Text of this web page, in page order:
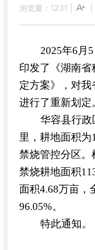
浏览量： 1231
2025年6月 5
印发了《湖南省
定方案》，对
进行了重新划定
华容县行政
里，耕地面积为
禁烧管控分区
禁烧耕地面积
面积4.68万亩，
96.05%。
特此通知。